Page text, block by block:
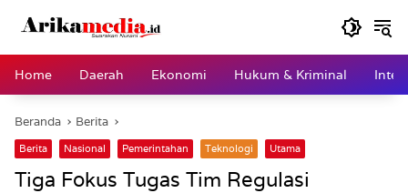
Home
Daerah Ekonomi Hukum & Kriminal
Beranda Berita
Berita Nasional Pemerintahan Teknologi Utama
Tiga Fokus Tugas Tim Regulasi